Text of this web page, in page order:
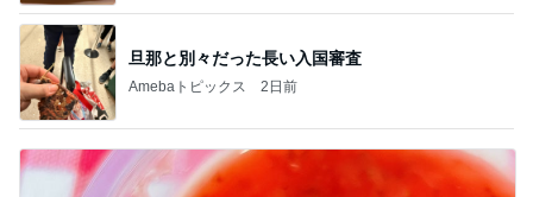
旦那と別々だった長い入国審査
Amebaトピックス 2日前